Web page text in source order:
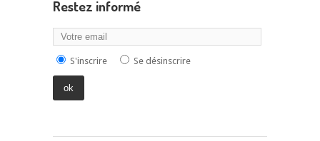
Restez informé
S'inscrire Se désinscrire